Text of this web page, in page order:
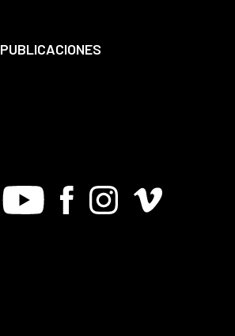
PUBLICACIONES
Youtube FacebookInstagram
Vimeo